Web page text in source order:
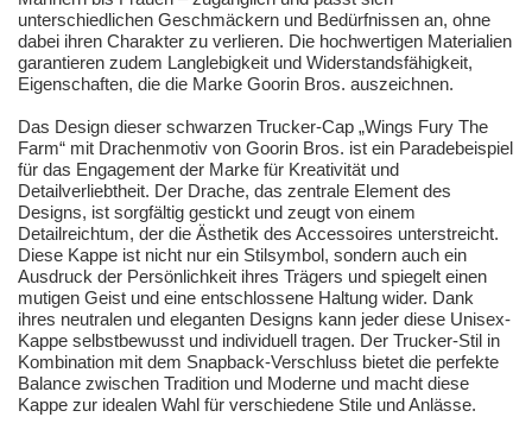
unterschiedlichen Geschmäckern und Bedürfnissen an, ohne
dabei ihren Charakter zu verlieren. Die hochwertigen Materialien
garantieren zudem Langlebigkeit und Widerstandsfähigkeit,
Eigenschaften, die die Marke Goorin Bros. auszeichnen.
Das Design dieser schwarzen Trucker-Cap „Wings Fury The
Farm“ mit Drachenmotiv von Goorin Bros. ist ein Paradebeispiel
für das Engagement der Marke für Kreativität und
Detailverliebtheit. Der Drache, das zentrale Element des
Designs, ist sorgfältig gestickt und zeugt von einem
Detailreichtum, der die Ästhetik des Accessoires unterstreicht.
Diese Kappe ist nicht nur ein Stilsymbol, sondern auch ein
Ausdruck der Persönlichkeit ihres Trägers und spiegelt einen
mutigen Geist und eine entschlossene Haltung wider. Dank
ihres neutralen und eleganten Designs kann jeder diese Unisex-
Kappe selbstbewusst und individuell tragen. Der Trucker-Stil in
Kombination mit dem Snapback-Verschluss bietet die perfekte
Balance zwischen Tradition und Moderne und macht diese
Kappe zur idealen Wahl für verschiedene Stile und Anlässe.